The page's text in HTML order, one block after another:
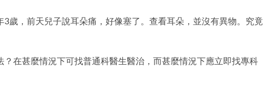
3歲，前天兒子說耳朵痛，好像塞了。查看耳朵，並沒有異物。究竟
？在甚麼情況下可找普通科醫生醫治，而甚麼情況下應立即找專科